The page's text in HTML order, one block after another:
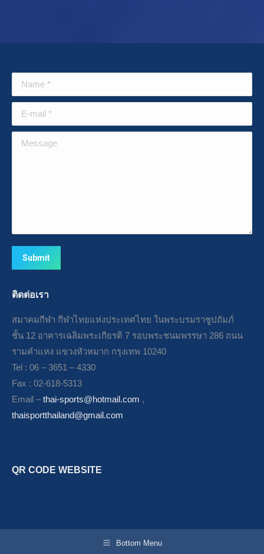
Name *
E-mail *
Message
Submit
ติดต่อเรา
สมาคมกีฬา กีฬาไทยแห่งประเทศไทย ในพระบรมราชูปถัมภ์
ชั้น 12 อาคารเฉลิมพระเกียรติ 7 รอบพระชนมพรรษา 286 ถนน
รามคำแหง แขวงหัวหมาก กรุงเทพ 10240
Tel : 06 – 3651 – 4330
Fax : 02-618-5313
Email –thai-sports@hotmail.com ,
thaisportthailand@gmail.com
QR CODE WEBSITE
Bottom Menu